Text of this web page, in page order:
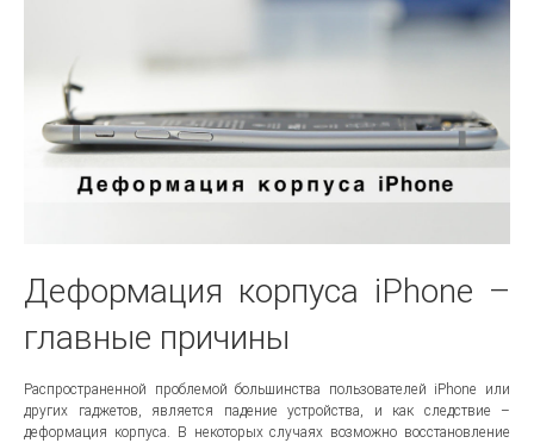
Деформация корпуса iPhone –
главные причины
Распространенной проблемой большинства пользователей iPhone или
других гаджетов, является падение устройства, и как следствие –
деформация корпуса. В некоторых случаях возможно восстановление